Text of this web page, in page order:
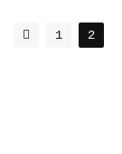
POSTS
1 2